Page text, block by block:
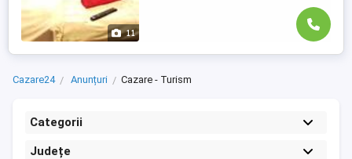
11
Cazare24 Anunțuri Cazare - Turism
Categorii
Județe